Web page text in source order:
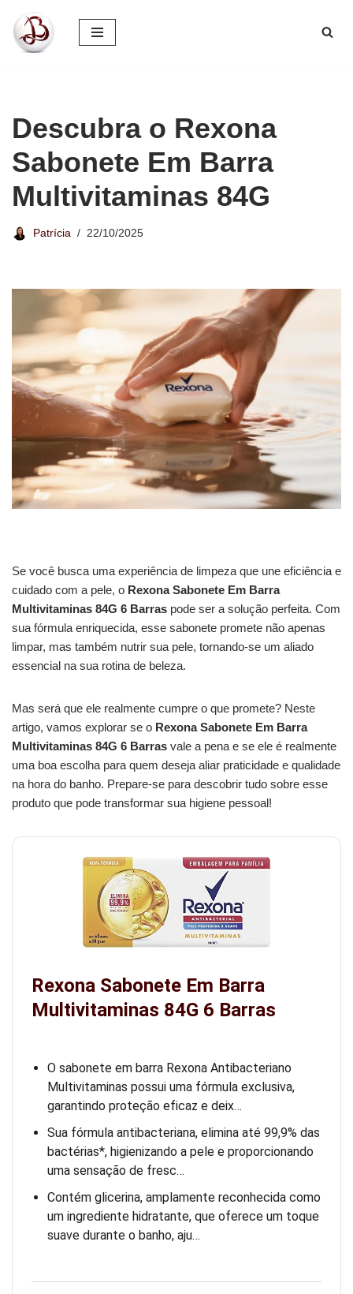
Pular
Descubra o Rexona
Sabonete Em Barra
Multivitaminas 84G
Patrícia 22/10/2025
Se você busca uma experiência de limpeza que une eficiência e
cuidado com a pele, o Rexona Sabonete Em Barra
Multivitaminas 84G 6 Barras pode ser a solução perfeita. Com
sua fórmula enriquecida, esse sabonete promete não apenas
limpar, mas também nutrir sua pele, tornando-se um aliado
essencial na sua rotina de beleza.
Mas será que ele realmente cumpre o que promete? Neste
artigo, vamos explorar se o Rexona Sabonete Em Barra
Multivitaminas 84G 6 Barras vale a pena e se ele é realmente
uma boa escolha para quem deseja aliar praticidade e qualidade
na hora do banho. Prepare-se para descobrir tudo sobre esse
produto que pode transformar sua higiene pessoal!
Rexona Sabonete Em Barra
Multivitaminas 84G 6 Barras
O sabonete em barra Rexona Antibacteriano
Multivitaminas possui uma fórmula exclusiva,
garantindo proteção eficaz e deix…
Sua fórmula antibacteriana, elimina até 99,9% das
bactérias*, higienizando a pele e proporcionando
uma sensação de fresc…
Contém glicerina, amplamente reconhecida como
um ingrediente hidratante, que oferece um toque
suave durante o banho, aju…